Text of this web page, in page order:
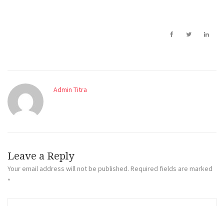
Admin Titra
Leave a Reply
Your email address will not be published. Required fields are marked
*